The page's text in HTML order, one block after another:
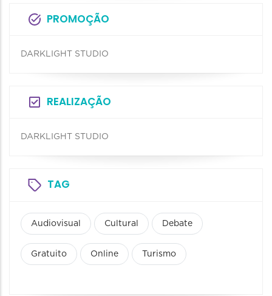
PROMOÇÃO
DARKLIGHT STUDIO
REALIZAÇÃO
DARKLIGHT STUDIO
TAG
Audiovisual Cultural Debate
Gratuito Online Turismo